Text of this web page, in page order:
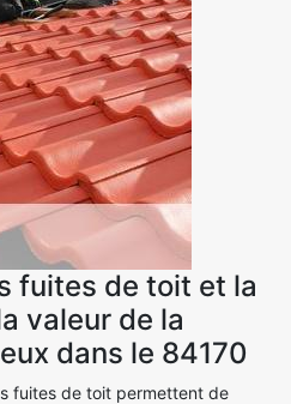
fuites de toit et la
valeur de la
dans le 84170
fuites de toit permettent de